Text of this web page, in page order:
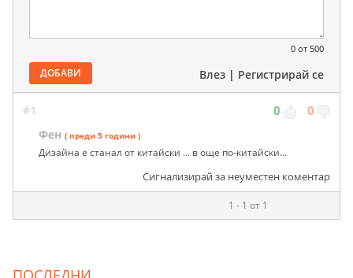
0 от 500
ДОБАВИ Влез | Регистрирай се
#1 0 0
Фен ( преди 5 години )
Дизайна е станал от китайски ... в още по-китайски...
Сигнализирай за неуместен коментар
1 - 1 от 1